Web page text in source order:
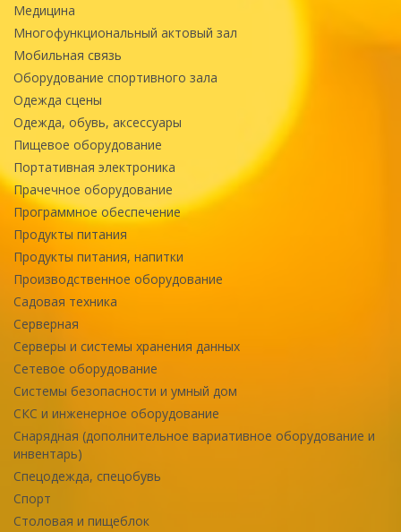
Медицина
Многофункциональный актовый зал
Мобильная связь
Оборудование спортивного зала
Одежда сцены
Одежда, обувь, аксессуары
Пищевое оборудование
Портативная электроника
Прачечное оборудование
Программное обеспечение
Продукты питания
Продукты питания, напитки
Производственное оборудование
Садовая техника
Серверная
Серверы и системы хранения данных
Сетевое оборудование
Системы безопасности и умный дом
СКС и инженерное оборудование
Снарядная (дополнительное вариативное оборудование и
инвентарь)
Спецодежда, спецобувь
Спорт
Столовая и пищеблок